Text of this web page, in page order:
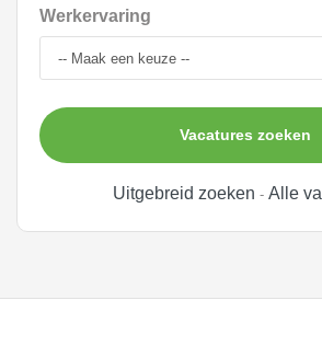
Werkervaring
Vacatures zoeken
Uitgebreid zoeken - Alle